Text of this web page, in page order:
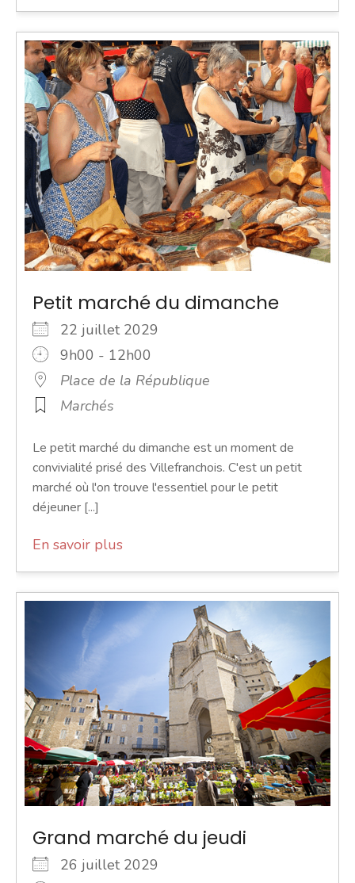
Petit marché du dimanche
22 juillet 2029
9h00 - 12h00
Place de la République
Marchés
Le petit marché du dimanche est un moment de
convivialité prisé des Villefranchois. C'est un petit
marché où l'on trouve l'essentiel pour le petit
déjeuner [...]
En savoir plus
Grand marché du jeudi
26 juillet 2029